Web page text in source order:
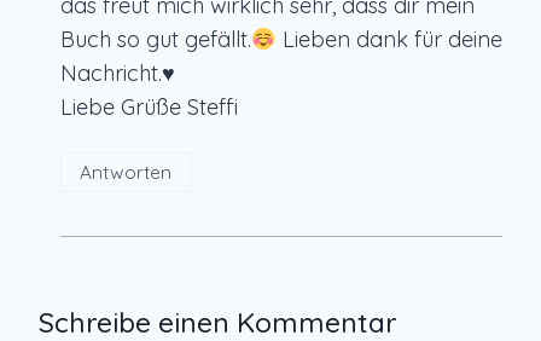
das freut mich wirklich sehr, dass dir mein
Buch so gut gefällt.
Lieben dank für deine
Nachricht.♥️
Liebe Grüße Steffi
Antworten
Schreibe einen Kommentar